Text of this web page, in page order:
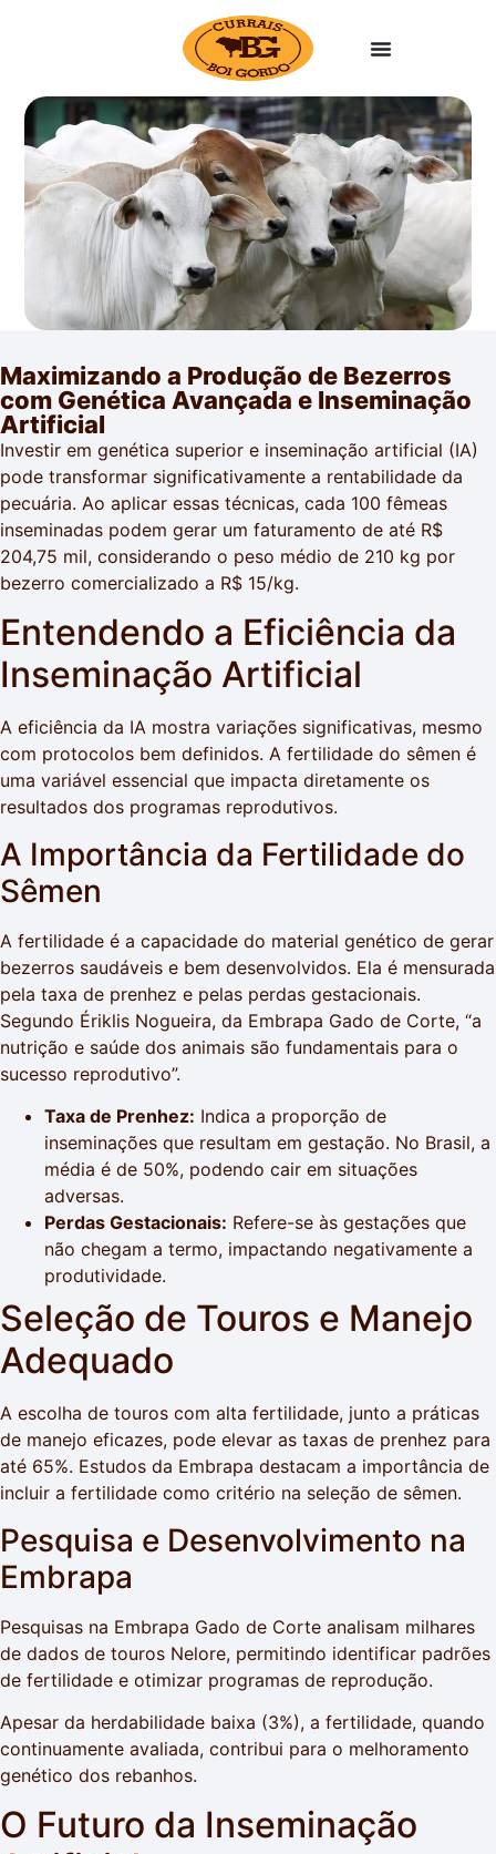
Maximizando a Produção de Bezerros
com Genética Avançada e Inseminação
Artificial
Investir em genética superior e inseminação artificial (IA)
pode transformar significativamente a rentabilidade da
pecuária. Ao aplicar essas técnicas, cada 100 fêmeas
inseminadas podem gerar um faturamento de até R$
204,75 mil, considerando o peso médio de 210 kg por
bezerro comercializado a R$ 15/kg.
Entendendo a Eficiência da
Inseminação Artificial
A eficiência da IA mostra variações significativas, mesmo
com protocolos bem definidos. A fertilidade do sêmen é
uma variável essencial que impacta diretamente os
resultados dos programas reprodutivos.
A Importância da Fertilidade do
Sêmen
A fertilidade é a capacidade do material genético de gerar
bezerros saudáveis e bem desenvolvidos. Ela é mensurada
pela taxa de prenhez e pelas perdas gestacionais.
Segundo Ériklis Nogueira, da Embrapa Gado de Corte, “a
nutrição e saúde dos animais são fundamentais para o
sucesso reprodutivo”.
Taxa de Prenhez: Indica a proporção de
inseminações que resultam em gestação. No Brasil, a
média é de 50%, podendo cair em situações
adversas.
Perdas Gestacionais: Refere-se às gestações que
não chegam a termo, impactando negativamente a
produtividade.
Seleção de Touros e Manejo
Adequado
A escolha de touros com alta fertilidade, junto a práticas
de manejo eficazes, pode elevar as taxas de prenhez para
até 65%. Estudos da Embrapa destacam a importância de
incluir a fertilidade como critério na seleção de sêmen.
Pesquisa e Desenvolvimento na
Embrapa
Pesquisas na Embrapa Gado de Corte analisam milhares
de dados de touros Nelore, permitindo identificar padrões
de fertilidade e otimizar programas de reprodução.
Apesar da herdabilidade baixa (3%), a fertilidade, quando
continuamente avaliada, contribui para o melhoramento
genético dos rebanhos.
O Futuro da Inseminação